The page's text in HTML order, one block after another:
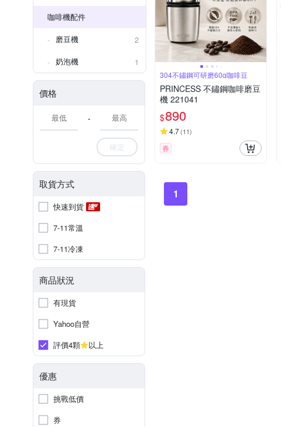
咖啡機配件
磨豆機
2
奶泡機
1
價格
-
確定
取貨方式
快速到貨
7-11常溫
7-11冷凍
商品狀況
有現貨
Yahoo自營
評價4顆
以上
優惠
挑戰低價
券
304不鏽鋼可研磨60g咖啡豆
PRINCESS 不鏽鋼咖啡磨豆
機 221041
$890
4.7(11)
券
1